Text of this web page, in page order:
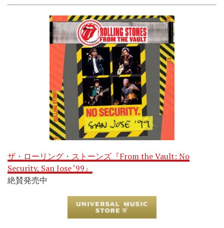
ザ・ローリング・ストーンズ『From the Vault: No
Security, San Jose ‘99』
絶賛発売中